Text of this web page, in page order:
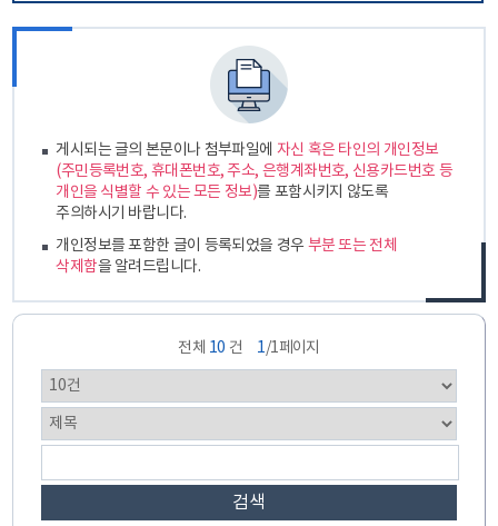
게시되는 글의 본문이나 첨부파일에 자신 혹은 타인의 개인정보
(주민등록번호, 휴대폰번호, 주소, 은행계좌번호, 신용카드번호 등
개인을 식별할 수 있는 모든 정보)를 포함시키지 않도록
주의하시기 바랍니다.
개인정보를 포함한 글이 등록되었을 경우 부분 또는 전체
삭제함을 알려드립니다.
전체 10 건 1/1페이지
검색